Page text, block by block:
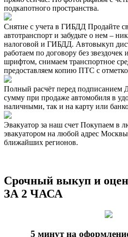
подкапотного пространства.
Снятие с учета в ГИБДД Продайте
автотранспорт и забудьте о нем –
налоговой и ГИБДД. Автовыкуп
работаем по договору без
шрифтом, снимаем транспортное
предоставляем копию ПТС с
Полный расчёт перед подписанием
сумму при продаже автомобиля в
наличными, так и на карту или
Эвакуатор за наш счет Покупаем в
эвакуатором на любой адрес
ближайших регионов.
Срочный выкуп и
ЗА 2 ЧАСА
5 минут на